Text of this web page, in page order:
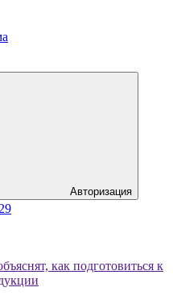
Авторизация
как подготовиться к